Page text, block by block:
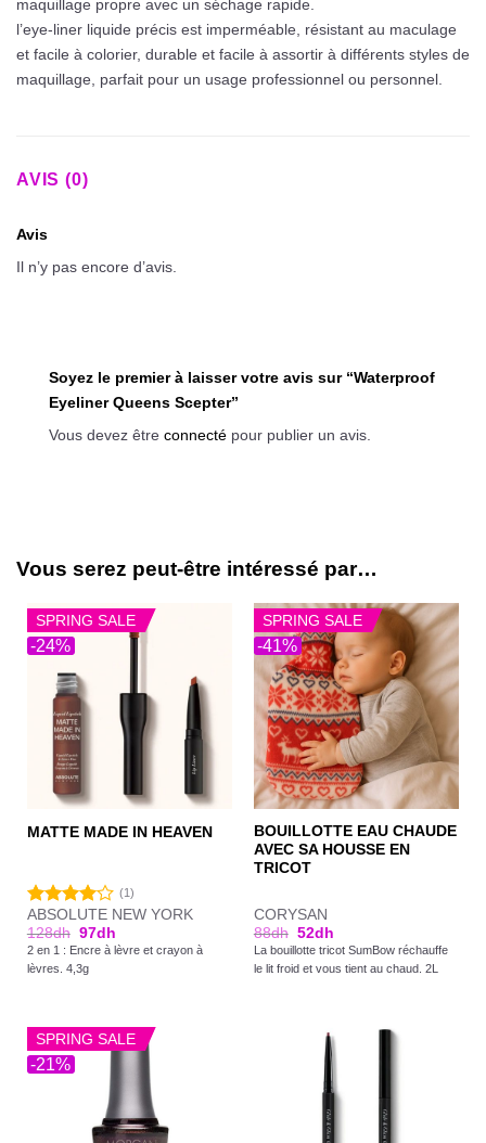
maquillage propre avec un séchage rapide.
l’eye-liner liquide précis est imperméable, résistant au maculage
et facile à colorier, durable et facile à assortir à différents styles de
maquillage, parfait pour un usage professionnel ou personnel.
AVIS (0)
Avis
Il n’y pas encore d’avis.
Soyez le premier à laisser votre avis sur “Waterproof
Eyeliner Queens Scepter”
Vous devez être connecté pour publier un avis.
Vous serez peut-être intéressé par…
-24%
SPRING SALE
MATTE MADE IN HEAVEN
Note
4.00sur
5
(1)
ABSOLUTE NEW YORK
128dh 97dh
2 en 1 : Encre à lèvre et crayon à
lèvres. 4,3g
-41%
SPRING SALE
BOUILLOTTE EAU CHAUDE
AVEC SA HOUSSE EN
TRICOT
CORYSAN
88dh 52dh
La bouillotte tricot SumBow réchauffe
le lit froid et vous tient au chaud. 2L
-21%
SPRING SALE